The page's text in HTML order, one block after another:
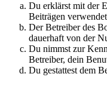
Du erklärst mit der
Beiträgen
Der Betreiber des
dauerhaft von der
Du nimmst zur
Betreiber, dein
Du gestattest dem